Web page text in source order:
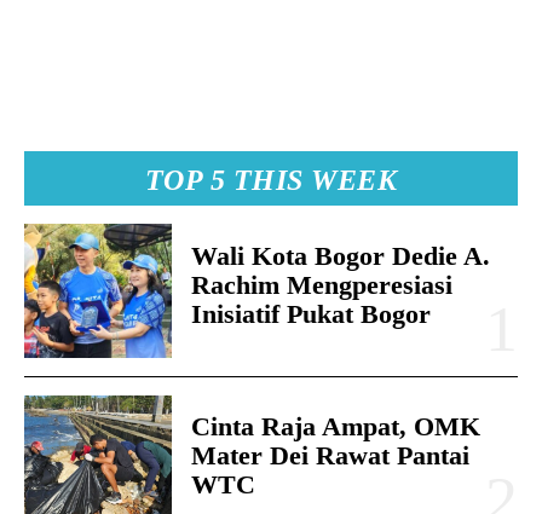
TOP 5 THIS WEEK
Wali Kota Bogor Dedie A.
Rachim Mengperesiasi
Inisiatif Pukat Bogor
Cinta Raja Ampat, OMK
Mater Dei Rawat Pantai
WTC